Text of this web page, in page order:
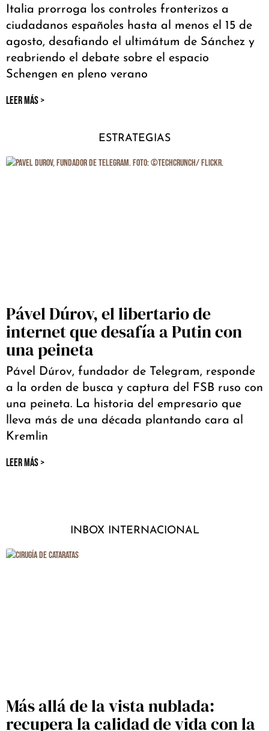
Italia prorroga los controles fronterizos a
ciudadanos españoles hasta al menos el 15 de
agosto, desafiando el ultimátum de Sánchez y
reabriendo el debate sobre el espacio
Schengen en pleno verano
LEER MÁS >
ESTRATEGIAS
Pável Dúrov, el libertario de
internet que desafía a Putin con
una peineta
Pável Dúrov, fundador de Telegram, responde
a la orden de busca y captura del FSB ruso con
una peineta. La historia del empresario que
lleva más de una década plantando cara al
Kremlin
LEER MÁS >
INBOX INTERNACIONAL
Más allá de la vista nublada:
recupera la calidad de vida con la